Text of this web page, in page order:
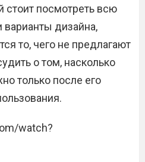
стоит посмотреть всю
дизайна,
то, чего не предлагают
о том, насколько
только после его
watch?